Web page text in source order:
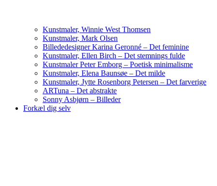
Kunstmaler, Winnie West Thomsen
Kunstmaler, Mark Olsen
Billededesigner Karina Geronné – Det feminine
Kunstmaler, Ellen Birch – Det stemnings fulde
Kunstmaler Peter Emborg – Poetisk minimalisme
Kunstmaler, Elena Baunsøe – Det milde
Kunstmaler, Jytte Rosenborg Petersen – Det farverige
ARTuna – Det abstrakte
Sonny Asbjørn – Billeder
Forkæl dig selv